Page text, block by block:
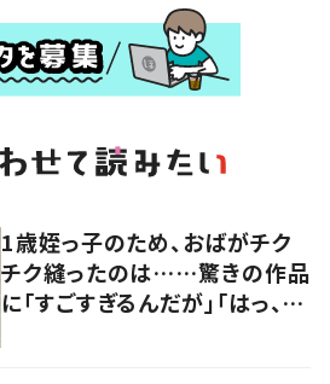
1歳姪っ子のため、おばがチク
チク縫ったのは……驚きの作品
に「すごすぎるんだが」「はっ、天